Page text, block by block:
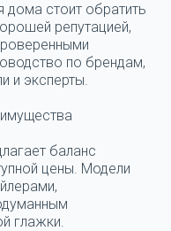
дома стоит обратить
репутацией,
по брендам,
и эксперты.
баланс
цены. Модели
глажки.